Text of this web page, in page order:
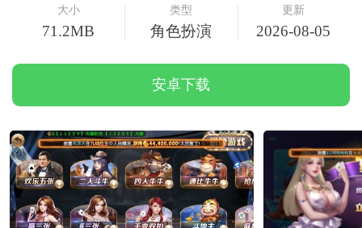
大小
71.2MB
类型
角色扮演
更新
2026-08-05
安卓下载